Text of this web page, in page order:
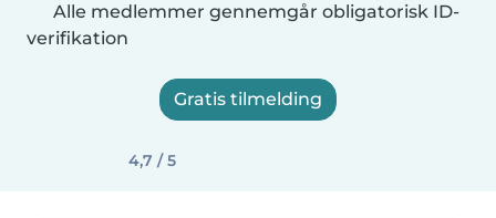
Alle medlemmer gennemgår obligatorisk ID-
verifikation
Gratis tilmelding
4,7 / 5